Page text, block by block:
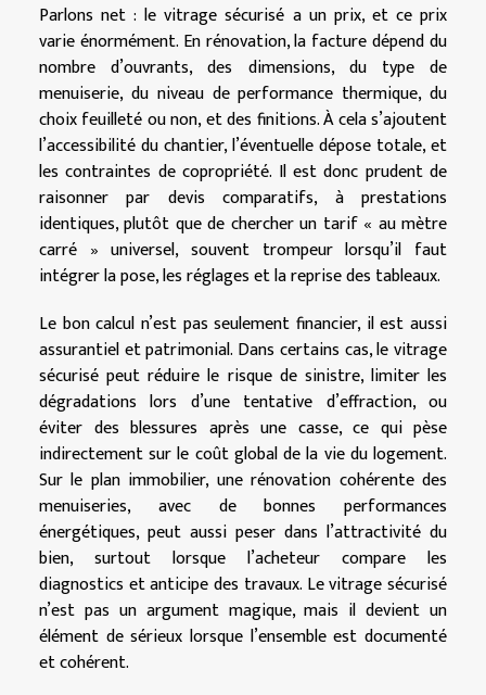
Parlons net : le vitrage sécurisé a un prix, et ce prix
varie énormément. En rénovation, la facture dépend du
nombre d’ouvrants, des dimensions, du type de
menuiserie, du niveau de performance thermique, du
choix feuilleté ou non, et des finitions. À cela s’ajoutent
l’accessibilité du chantier, l’éventuelle dépose totale, et
les contraintes de copropriété. Il est donc prudent de
raisonner par devis comparatifs, à prestations
identiques, plutôt que de chercher un tarif « au mètre
carré » universel, souvent trompeur lorsqu’il faut
intégrer la pose, les réglages et la reprise des tableaux.
Le bon calcul n’est pas seulement financier, il est aussi
assurantiel et patrimonial. Dans certains cas, le vitrage
sécurisé peut réduire le risque de sinistre, limiter les
dégradations lors d’une tentative d’effraction, ou
éviter des blessures après une casse, ce qui pèse
indirectement sur le coût global de la vie du logement.
Sur le plan immobilier, une rénovation cohérente des
menuiseries, avec de bonnes performances
énergétiques, peut aussi peser dans l’attractivité du
bien, surtout lorsque l’acheteur compare les
diagnostics et anticipe des travaux. Le vitrage sécurisé
n’est pas un argument magique, mais il devient un
élément de sérieux lorsque l’ensemble est documenté
et cohérent.